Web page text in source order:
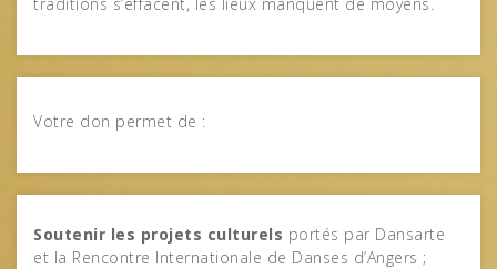
Votre don permet de :
Soutenir les projets culturels portés par Dansarte
et la Rencontre Internationale de Danses d’Angers ;